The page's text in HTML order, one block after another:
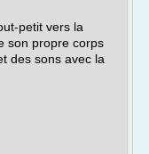
petit vers la
son propre corps
des sons avec la